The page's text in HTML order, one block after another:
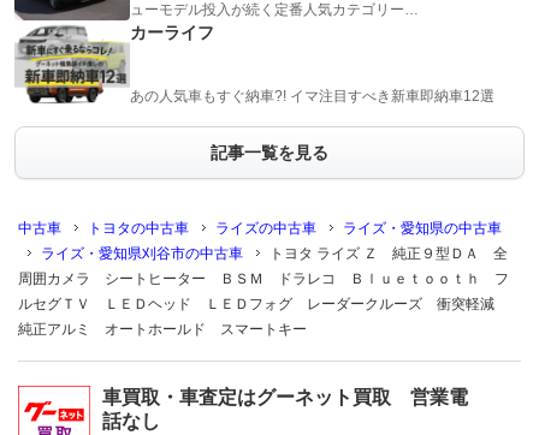
ューモデル投入が続く定番人気カテゴリー…
カーライフ
あの人気車もすぐ納車?! イマ注目すべき新車即納車12選
記事一覧を見る
中古車 トヨタの中古車 ライズの中古車
ライズ・愛知県の中古車
ライズ・愛知県刈谷市の中古車
トヨタ ライズ Ｚ 純正９型ＤＡ 全
周囲カメラ シートヒーター ＢＳＭ ドラレコ Ｂｌｕｅｔｏｏｔｈ フ
ルセグＴＶ ＬＥＤヘッド ＬＥＤフォグ レーダークルーズ 衝突軽減
純正アルミ オートホールド スマートキー
車買取・車査定はグーネット買取 営業電
話なし